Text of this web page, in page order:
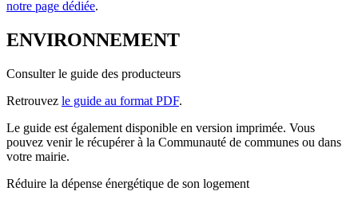
notre page dédiée.
ENVIRONNEMENT
Consulter le guide des producteurs
Retrouvez le guide au format PDF.
Le guide est également disponible en version imprimée. Vous
pouvez venir le récupérer à la Communauté de communes ou dans
votre mairie.
Réduire la dépense énergétique de son logement